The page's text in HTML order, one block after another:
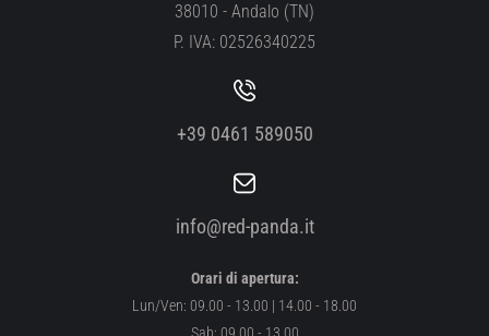
38010 - Andalo (TN)
P. IVA: 02526340225
+39 0461 589050
info@red-panda.it
Orari di apertura:
Lun/Ven: 09.00 - 13.00 | 14.00 - 18.00